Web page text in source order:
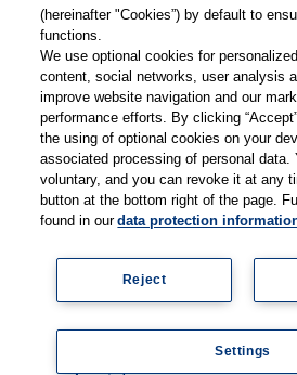
Karriere
Kontakt
Web-Semniare
Anwenderberichte
Partner
Impressum Datenschutz
(hereinafter "Cookies”) by default to
functions.
We use optional cookies for
content, social networks, user analysis
improve website navigation and our
performance efforts. By clicking
the using of optional cookies on your
associated processing of personal data.
voluntary, and you can revoke it at any
button at the bottom right of the page.
found in ourdata protection
Reject
Settings